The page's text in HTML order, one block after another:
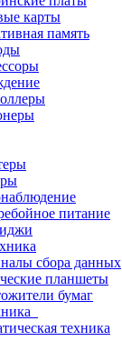
карты
память
питание
сбора данных
планшеты
бумаг
техника